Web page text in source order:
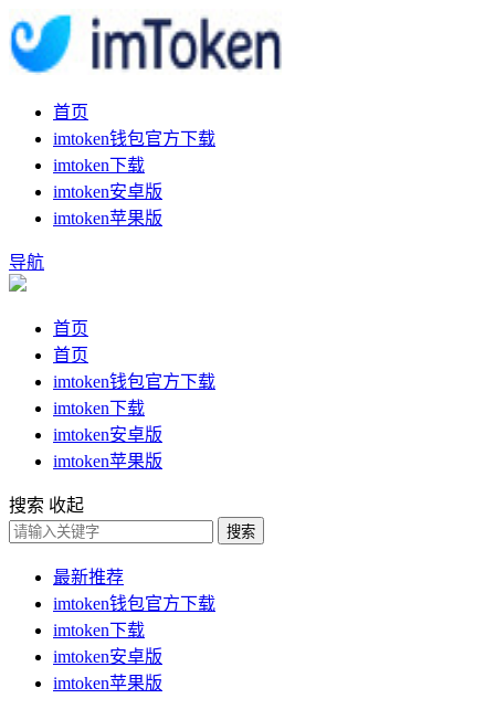
首页
imtoken钱包官方下载
imtoken下载
imtoken安卓版
imtoken苹果版
导航
首页
首页
imtoken钱包官方下载
imtoken下载
imtoken安卓版
imtoken苹果版
搜索 收起
搜索
最新推荐
imtoken钱包官方下载
imtoken下载
imtoken安卓版
imtoken苹果版